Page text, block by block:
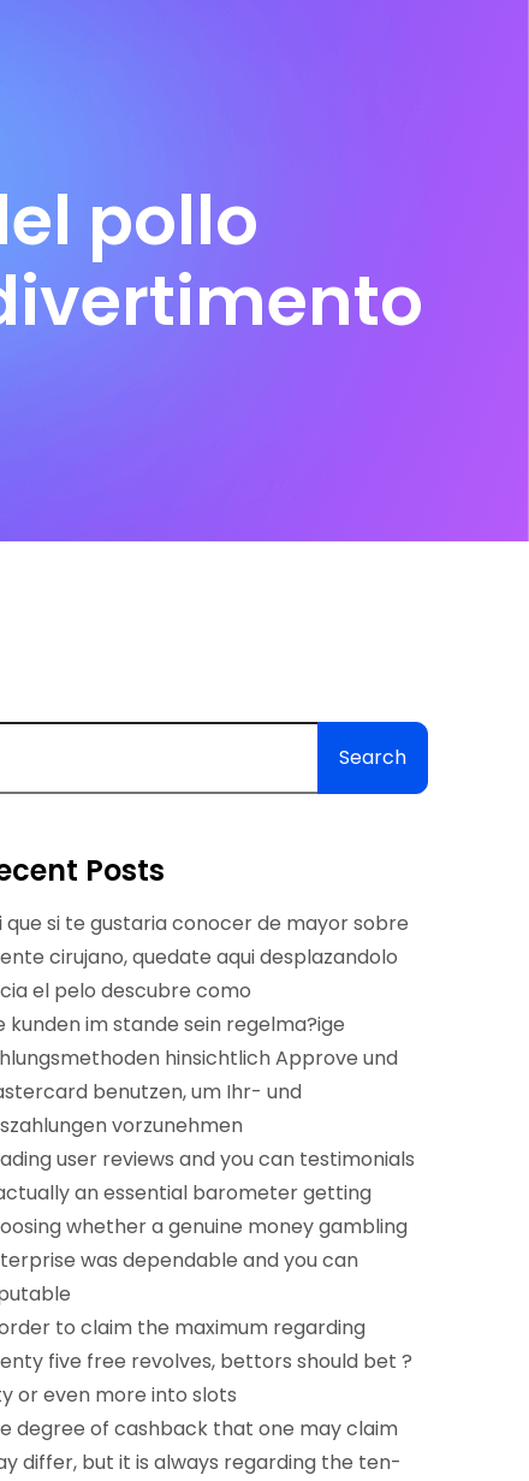
pollo
Search
Posts
que si te gustaria conocer de mayor sobre
cirujano, quedate aqui desplazandolo
el pelo descubre como
kunden im stande sein regelma?ige
hinsichtlich Approve und
benutzen, um Ihr- und
vorzunehmen
user reviews and you can testimonials
an essential barometer getting
whether a genuine money gambling
was dependable and you can
to claim the maximum regarding
five free revolves, bettors should bet ?
or even more into slots
degree of cashback that one may claim
differ, but it is always regarding the ten-